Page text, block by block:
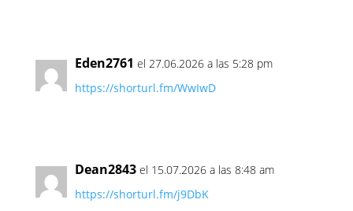
Eden2761 el 27.06.2026 a las 5:28 pm
https://shorturl.fm/WwIwD
Dean2843 el 15.07.2026 a las 8:48 am
https://shorturl.fm/j9DbK